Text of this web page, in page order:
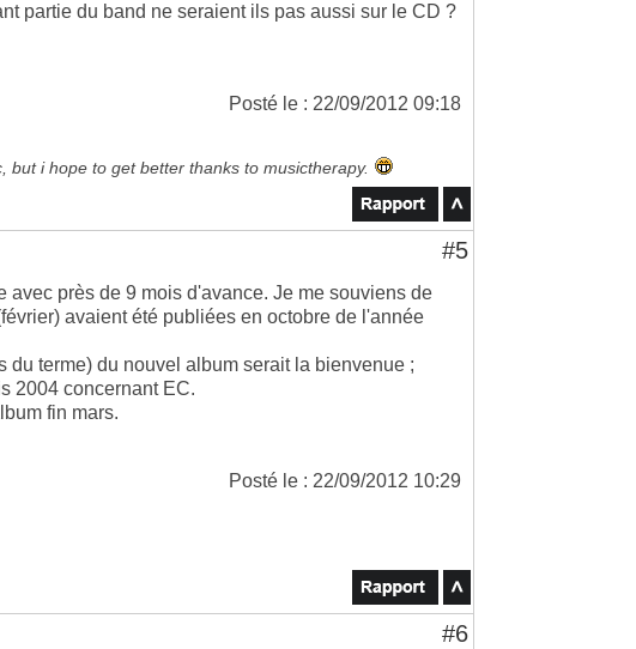
partie du band ne seraient ils pas aussi sur le CD ?
Posté le : 22/09/2012 09:18
but i hope to get better thanks to musictherapy.
#5
avec près de 9 mois d'avance. Je me souviens de
avaient été publiées en octobre de l'année
du terme) du nouvel album serait la bienvenue ;
2004 concernant EC.
fin mars.
Posté le : 22/09/2012 10:29
#6